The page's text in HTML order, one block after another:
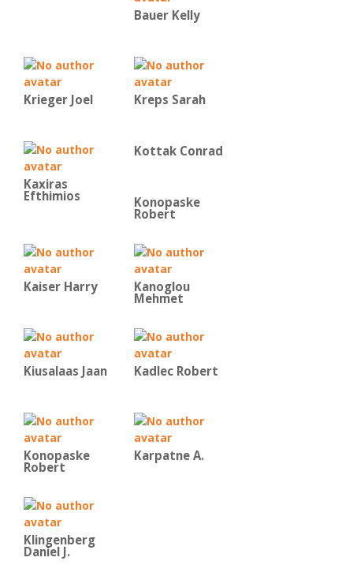
Bauer Kelly
Krieger Joel Kreps Sarah
Kaxiras
Efthimios
Kottak Conrad
Konopaske
Robert
Kaiser Harry Kanoglou
Mehmet
Kiusalaas Jaan Kadlec Robert
Konopaske
Robert
Karpatne A.
Klingenberg
Daniel J.